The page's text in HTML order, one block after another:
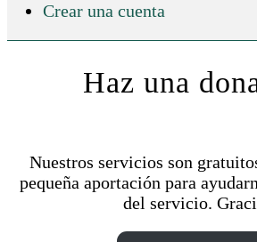
Crear una cuenta
Haz una
Nuestros servicios son
pequeña aportación para
del servicio.